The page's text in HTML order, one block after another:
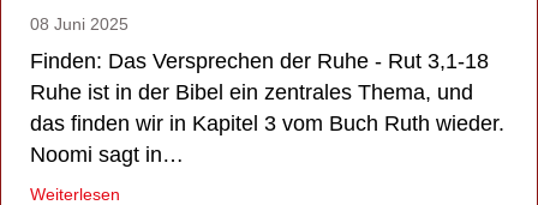
08 Juni 2025
Finden: Das Versprechen der Ruhe - Rut 3,1-18
Ruhe ist in der Bibel ein zentrales Thema, und
das finden wir in Kapitel 3 vom Buch Ruth wieder.
Noomi sagt in…
Weiterlesen